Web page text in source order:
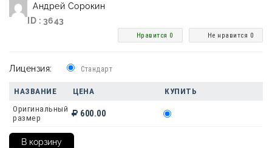
Андрей Сорокин
ID : 3643
Не нравится 0
Нравится 0
Лицензия: Стандарт
НАЗВАНИЕ ЦЕНА
КУПИТЬ
Оригинальный
размер
600.00